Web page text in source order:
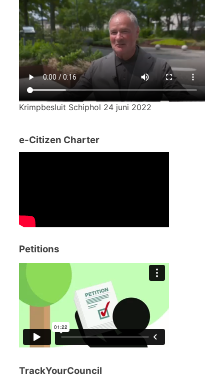
Krimpbesluit Schiphol 24 juni 2022
e-Citizen Charter
Petitions
TrackYourCouncil